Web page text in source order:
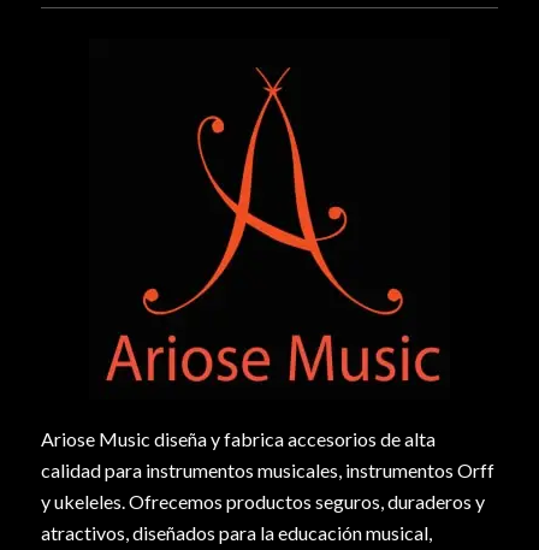
Ariose Music diseña y fabrica accesorios de alta
calidad para instrumentos musicales, instrumentos Orff
y ukeleles. Ofrecemos productos seguros, duraderos y
atractivos, diseñados para la educación musical,